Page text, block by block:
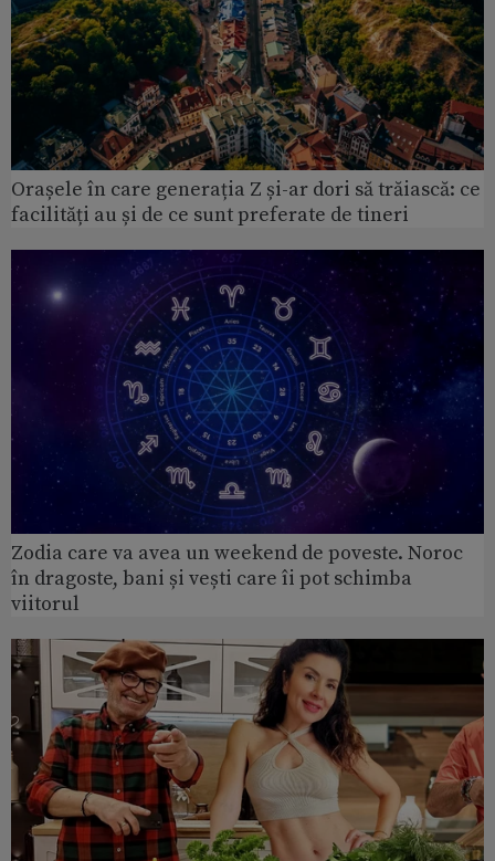
Orașele în care generația Z și-ar dori să trăiască: ce
facilități au și de ce sunt preferate de tineri
Zodia care va avea un weekend de poveste. Noroc
în dragoste, bani și vești care îi pot schimba
viitorul